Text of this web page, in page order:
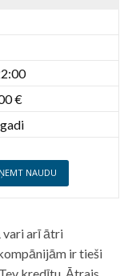
€
NAUDU
vari arī ātri
ir tieši